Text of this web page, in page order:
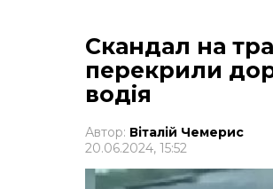
Скандал на
перекрили
водія
Автор: Віталій Чемерис
20.06.2024, 15:52